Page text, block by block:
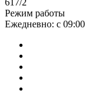
617/2
Режим работы
Ежедневно: с